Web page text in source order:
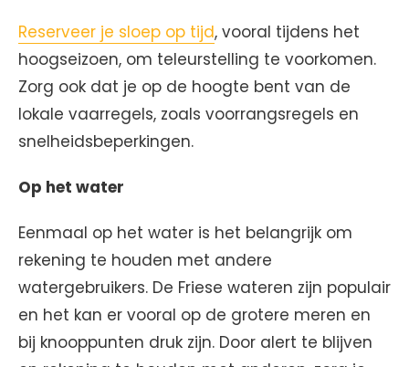
Reserveer je sloep op tijd, vooral tijdens het
hoogseizoen, om teleurstelling te voorkomen.
Zorg ook dat je op de hoogte bent van de
lokale vaarregels, zoals voorrangsregels en
snelheidsbeperkingen.
Op het water
Eenmaal op het water is het belangrijk om
rekening te houden met andere
watergebruikers. De Friese wateren zijn populair
en het kan er vooral op de grotere meren en
bij knooppunten druk zijn. Door alert te blijven